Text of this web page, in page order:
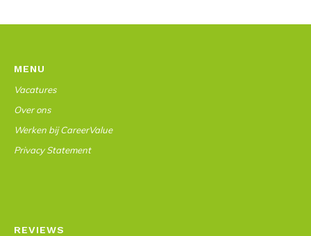
MENU
Vacatures
Over ons
Werken bij CareerValue
Privacy Statement
REVIEWS